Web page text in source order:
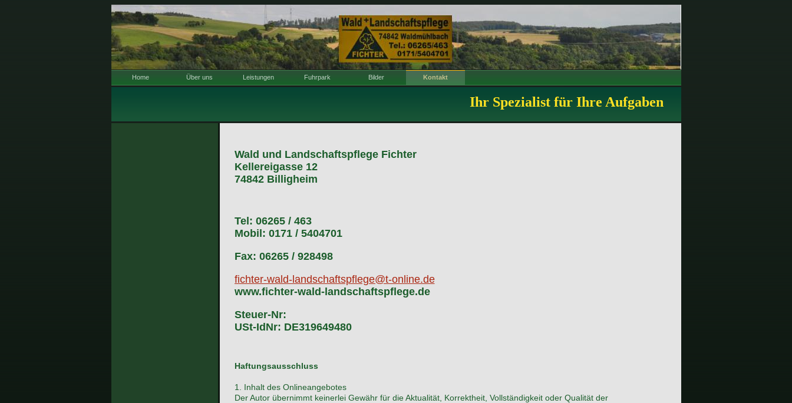
Home Über uns Leistungen Fuhrpark Bilder Kontakt
Ihr Spezialist für Ihre Aufgaben
Wald und Landschaftspflege Fichter
Kellereigasse 12
74842 Billigheim
Tel: 06265 / 463
Mobil: 0171 / 5404701
Fax: 06265 / 928498
fichter-wald-landschaftspflege@t-online.de
www.fichter-wald-landschaftspflege.de
Steuer-Nr:
USt-IdNr: DE319649480
Haftungsausschluss
1. Inhalt des Onlineangebotes
Der Autor übernimmt keinerlei Gewähr für die Aktualität, Korrektheit, Vollständigkeit oder Qualität der